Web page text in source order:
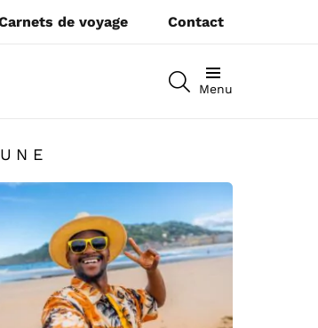
de voyage Contact
RECHERCHEZ
Menu